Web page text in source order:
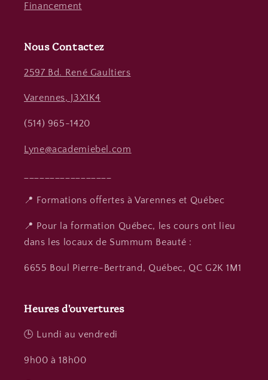
Financement
Nous Contactez
2597 Bd. René Gaultiers
Varennes, J3X1K4
(514) 965-1420
Lyne@academiebel.com
📍 Formations offertes à Varennes et Québec
📍 Pour la formation Québec, les cours ont lieu
dans les locaux de Summum Beauté :
6655 Boul Pierre-Bertrand, Québec, QC G2K 1M1
Heures d'ouvertures
🕒 Lundi au vendredi
9h00 à 18h00